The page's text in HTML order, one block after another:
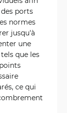
ports
normes
jusqu'à
une
que les
ce qui